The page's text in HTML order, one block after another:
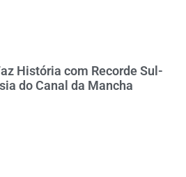
História com Recorde Sul-
do Canal da Mancha